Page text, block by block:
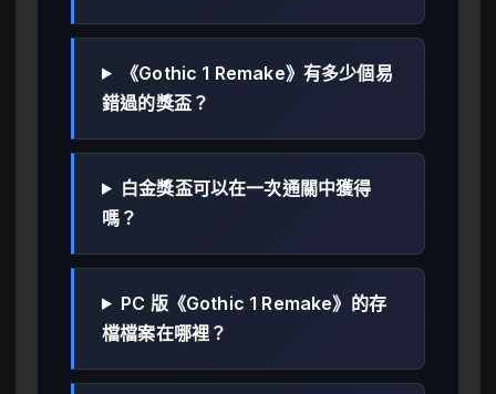
《Gothic 1 Remake》有多少個易
錯過的獎盃？
白金獎盃可以在一次通關中獲得
嗎？
PC 版《Gothic 1 Remake》的存
檔檔案在哪裡？